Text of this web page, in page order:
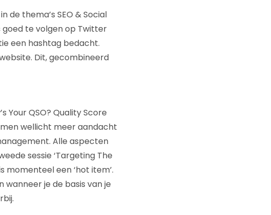
de thema’s SEO & Social
goed te volgen op Twitter
een hashtag bedacht.
Dit, gecombineerd
Your QSO? Quality Score
wellicht meer aandacht
Alle aspecten
sessie ‘Targeting The
momenteel een ‘hot item’.
je de basis van je